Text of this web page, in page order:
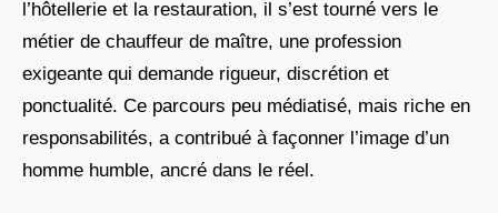
l’hôtellerie et la restauration, il s’est tourné vers le
métier de chauffeur de maître, une profession
exigeante qui demande rigueur, discrétion et
ponctualité. Ce parcours peu médiatisé, mais riche en
responsabilités, a contribué à façonner l’image d’un
homme humble, ancré dans le réel.